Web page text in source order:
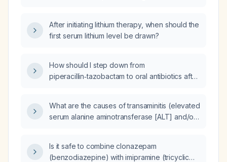
After initiating lithium therapy, when should the
first serum lithium level be drawn?
How should I step down from
piperacillin‑tazobactam to oral antibiotics after
tolerating oral intake, and has negative
intra‑abdominal cultures?
What are the causes of transaminitis (elevated
serum alanine aminotransferase [ALT] and/or
Is it safe to combine clonazepam
(benzodiazepine) with imipramine (tricyclic